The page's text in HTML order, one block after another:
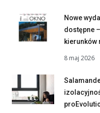
Nowe
dostępne
kierunków
8 maj 2026